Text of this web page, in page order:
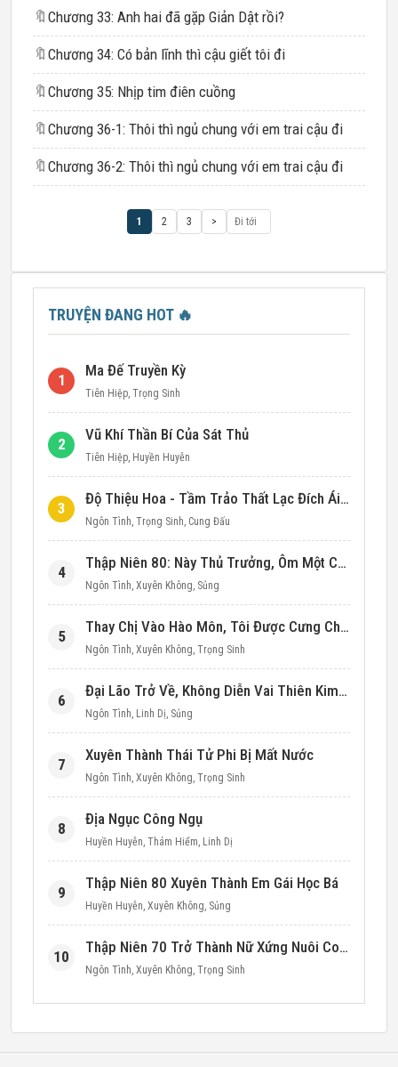
🔖 Chương 33: Anh hai đã gặp Giản Dật rồi?
🔖 Chương 34: Có bản lĩnh thì cậu giết tôi đi
🔖 Chương 35: Nhịp tim điên cuồng
🔖 Chương 36-1: Thôi thì ngủ chung với em trai cậu đi
🔖 Chương 36-2: Thôi thì ngủ chung với em trai cậu đi
1 2 3 >
TRUYỆN ĐANG HOT 🔥
1
Ma Đế Truyền Kỳ
Tiên Hiệp, Trọng Sinh
2
Vũ Khí Thần Bí Của Sát Thủ
Tiên Hiệp, Huyền Huyễn
3
Độ Thiệu Hoa - Tầm Trảo Thất Lạc Đích Ái Tình
Ngôn Tình, Trọng Sinh, Cung Đấu
4
Thập Niên 80: Này Thủ Trưởng, Ôm Một Cái Đi!
Ngôn Tình, Xuyên Không, Sủng
5
Thay Chị Vào Hào Môn, Tôi Được Cưng Chiều Hết Mực (Thập Niên 90)
Ngôn Tình, Xuyên Không, Trọng Sinh
6
Đại Lão Trở Về, Không Diễn Vai Thiên Kim Giả Nữa
Ngôn Tình, Linh Dị, Sủng
7
Xuyên Thành Thái Tử Phi Bị Mất Nước
Ngôn Tình, Xuyên Không, Trọng Sinh
8
Địa Ngục Công Ngụ
Huyền Huyễn, Thám Hiểm, Linh Dị
9
Thập Niên 80 Xuyên Thành Em Gái Học Bá
Huyền Huyễn, Xuyên Không, Sủng
10
Thập Niên 70 Trở Thành Nữ Xứng Nuôi Con Làm Giàu
Ngôn Tình, Xuyên Không, Trọng Sinh